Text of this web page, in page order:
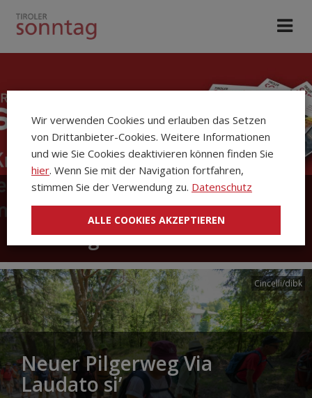
Die Kirchenzeitung Tiroler
Sonntag
Cincelli/dibk
Neuer Pilgerweg Via
Laudato si’
Wir verwenden Cookies und erlauben das Setzen
von Drittanbieter-Cookies. Weitere Informationen
und wie Sie Cookies deaktivieren können finden Sie
hier. Wenn Sie mit der Navigation fortfahren,
stimmen Sie der Verwendung zu. Datenschutz
ALLE COOKIES AKZEPTIEREN